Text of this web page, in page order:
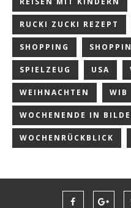
RUCKI ZUCKI REZEPT
SHOPPING
SPIELZEUG USA
WEIHNACHTEN WIB
WOCHENENDE IN
WOCHENRÜCKBLICK